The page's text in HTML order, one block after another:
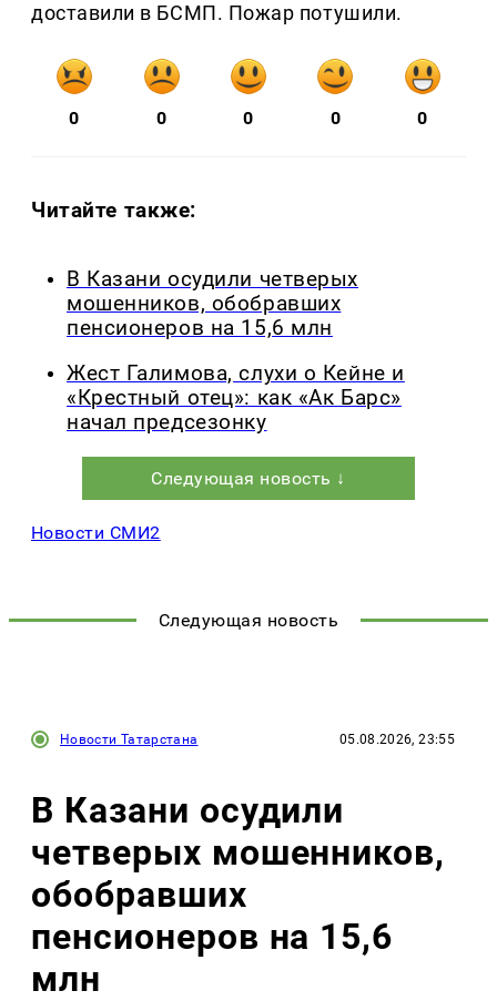
доставили в БСМП. Пожар потушили.
0 0 0 0 0
Читайте также:
В Казани осудили четверых
мошенников, обобравших
пенсионеров на 15,6 млн
Жест Галимова, слухи о Кейне и
«Крестный отец»: как «Ак Барс»
начал предсезонку
Следующая новость ↓
Новости СМИ2
Следующая новость
Новости Татарстана 05.08.2026, 23:55
В Казани осудили
четверых мошенников,
обобравших
пенсионеров на 15,6
млн